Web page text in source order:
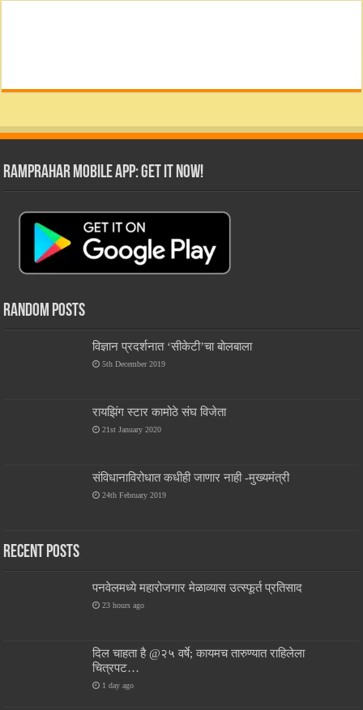
RamPrahar Mobile App: Get it Now!
Random Posts
विज्ञान प्रदर्शनात ‘सीकेटी’चा बोलबाला
5th December 2019
रायझिंग स्टार कामोठे संघ विजेता
21st January 2020
संविधानाविरोधात कधीही जाणार नाही -मुख्यमंत्री
24th February 2019
Recent Posts
पनवेलमध्ये महारोजगार मेळाव्यास उत्स्फूर्त प्रतिसाद
23 hours ago
दिल चाहता है @२५ वर्षे; कायमच तारुण्यात राहिलेला
चित्रपट…
1 day ago